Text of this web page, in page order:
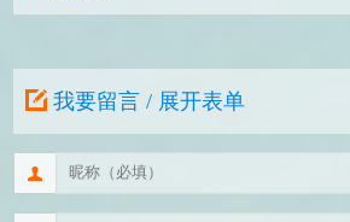
我要留言 / 展开表单